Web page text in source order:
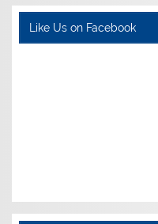
Like Us on Facebook